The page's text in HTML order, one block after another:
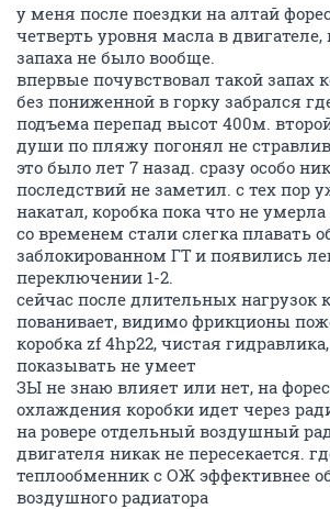
у меня после поездки на алтай
четверть уровня масла в двигателе,
запаха не было вообще.
впервые почувствовал такой запах
без пониженной в горку забрался
подъема перепад высот 400м.
души по пляжу погонял не
это было лет 7 назад. сразу особо
последствий не заметил. с тех пор
накатал, коробка пока что не
со временем стали слегка плавать
заблокированном ГТ и появились
переключении 1-2.
сейчас после длительных нагрузок
пованивает, видимо фрикционы
коробка zf 4hp22, чистая
показывать не умеет
ЗЫ не знаю влияет или нет, на
охлаждения коробки идет через
на ровере отдельный воздушный
двигателя никак не пересекается.
теплообменник с ОЖ эффективнее
воздушного радиатора